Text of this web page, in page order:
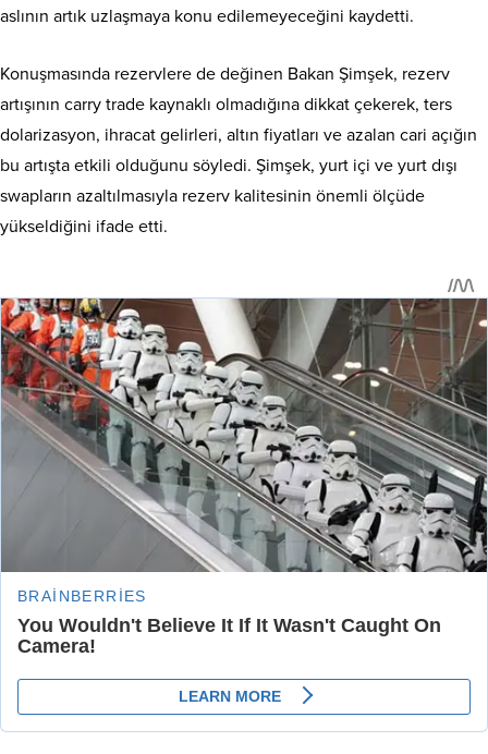
aslının artık uzlaşmaya konu edilemeyeceğini kaydetti.
Konuşmasında rezervlere de değinen Bakan Şimşek, rezerv
artışının carry trade kaynaklı olmadığına dikkat çekerek, ters
dolarizasyon, ihracat gelirleri, altın fiyatları ve azalan cari açığın
bu artışta etkili olduğunu söyledi. Şimşek, yurt içi ve yurt dışı
swapların azaltılmasıyla rezerv kalitesinin önemli ölçüde
yükseldiğini ifade etti.